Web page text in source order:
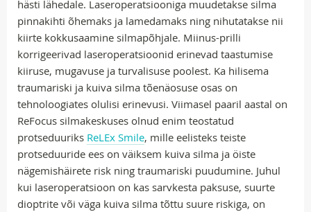
hästi lähedale. Laseroperatsiooniga muudetakse silma
pinnakihti õhemaks ja lamedamaks ning nihutatakse nii
kiirte kokkusaamine silmapõhjale. Miinus-prilli
korrigeerivad laseroperatsioonid erinevad taastumise
kiiruse, mugavuse ja turvalisuse poolest. Ka hilisema
traumariski ja kuiva silma tõenäosuse osas on
tehnoloogiates olulisi erinevusi. Viimasel paaril aastal on
ReFocus silmakeskuses olnud enim teostatud
protseduuriks ReLEx Smile, mille eelisteks teiste
protseduuride ees on väiksem kuiva silma ja öiste
nägemishäirete risk ning traumariski puudumine. Juhul
kui laseroperatsioon on kas sarvkesta paksuse, suurte
dioptrite või väga kuiva silma tõttu suure riskiga, on